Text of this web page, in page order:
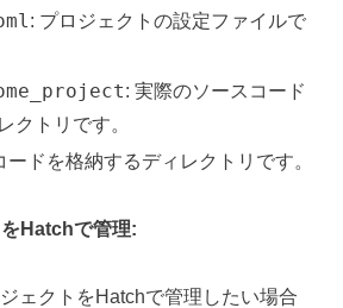
: プロジェクトの設定ファイルで
: 実際のソースコード
クトリです。
ードを格納するディレクトリです。
Hatchで管理:
ェクトをHatchで管理したい場合